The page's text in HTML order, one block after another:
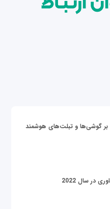
بر گوشی‌ها و تبلت‌های هوشمند